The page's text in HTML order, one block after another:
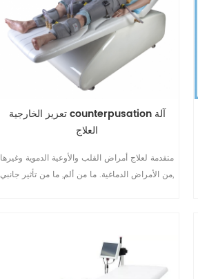
تعزيز الخارجية counterpusation آلة
العلاج
متقدمة لعلاج أمراض القلب والأوعية الدموية وغيرها
من الأمراض الدماغية. ما من ألم, ما من تأثير جانبي,